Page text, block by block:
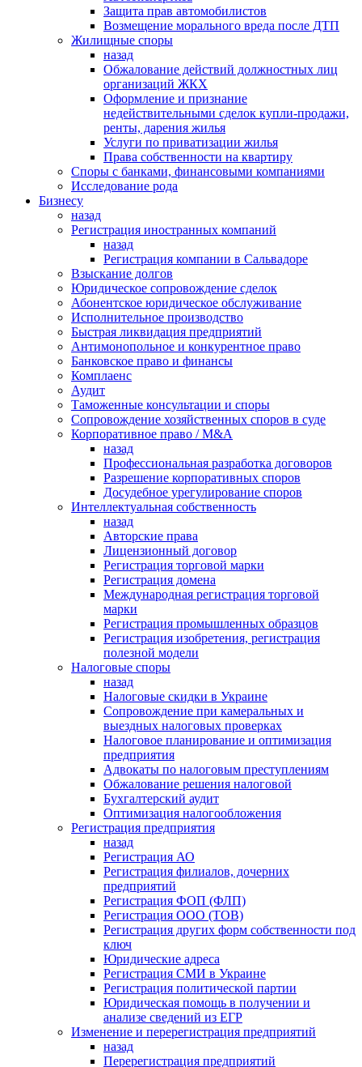
Защита прав автомобилистов
Возмещение морального вреда после ДТП
Жилищные споры
назад
Обжалование действий должностных лиц
организаций ЖКХ
Оформление и признание
недействительными сделок купли-продажи,
ренты, дарения жилья
Услуги по приватизации жилья
Права собственности на квартиру
Cпоры с банками, финансовыми компаниями
Исследование рода
Бизнесу
назад
Регистрация иностранных компаний
назад
Регистрация компании в Сальвадоре
Взыскание долгов
Юридическое сопровождение сделок
Абонентское юридическое обслуживание
Исполнительное производство
Быстрая ликвидация предприятий
Антимонопольное и конкурентное право
Банковское право и финансы
Комплаенс
Аудит
Таможенные консультации и споры
Сопровождение хозяйственных споров в суде
Корпоративное право / M&A
назад
Профессиональная разработка договоров
Разрешение корпоративных споров
Досудебное урегулирование споров
Интеллектуальная собственность
назад
Авторские права
Лицензионный договор
Регистрация торговой марки
Регистрация домена
Международная регистрация торговой
марки
Регистрация промышленных образцов
Регистрация изобретения, регистрация
полезной модели
Налоговые споры
назад
Налоговые скидки в Украине
Сопровождение при камеральных и
выездных налоговых проверках
Налоговое планирование и оптимизация
предприятия
Адвокаты по налоговым преступлениям
Обжалование решения налоговой
Бухгалтерский аудит
Оптимизация налогообложения
Регистрация предприятия
назад
Регистрация АО
Регистрация филиалов, дочерних
предприятий
Регистрация ФОП (ФЛП)
Регистрация ООО (ТОВ)
Регистрация других форм собственности под
ключ
Юридические адреса
Регистрация СМИ в Украине
Регистрация политической партии
Юридическая помощь в получении и
анализе сведений из ЕГР
Изменение и перерегистрация предприятий
назад
Перерегистрация предприятий